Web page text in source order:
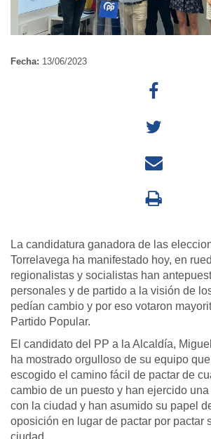
Fecha: 13/06/2023
La candidatura ganadora de las
Torrelavega ha manifestado hoy, en
regionalistas y socialistas han
personales y de partido a la visión de
pedían cambio y por eso votaron
Partido Popular.
El candidato del PP a la Alcaldía,
ha mostrado orgulloso de su equipo
escogido el camino fácil de pactar de
cambio de un puesto y han ejercido
con la ciudad y han asumido su papel
oposición en lugar de pactar por pactar